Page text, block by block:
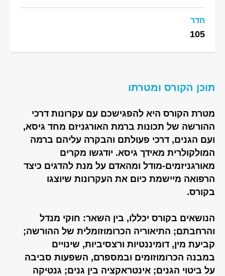
חדר
105
תוכן הקורס ומטרתו
מטרת הקורס היא להפגישכם עם עקרונות דרכי
ההורשה של תכונות ברמת האורגניזם מחד גיסא,
ועם הגנים, דרכי פעולתם והבקרה עליהם ברמה
המולקולרית מאידך גיסא. יודגשו מקרים
מאורגניזמים-מודל ומהאדם על מנת להדגים כיצד
הרפואה מיישמת כיום את העקרונות שיוצגו
בקורס.
הנושאים בקורס יכללו, בין השאר: חוקי מנדל
והרחבתם; התיאוריה הכרומוזומלית של ההורשה;
קביעת מין, דומיננטיות ורצסיביות, שינויים
במבנה הכרומוזומים ובמספרם, השפעות סביבה
על ביטוי הגנים; אינטראקציה בין גנים; גנטיקה